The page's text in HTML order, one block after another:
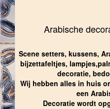
Arabische
Scene setters, kussens,
bijzettafeltjes,
decoratie,
Wij hebben alles in huis
een
Decoratie wordt